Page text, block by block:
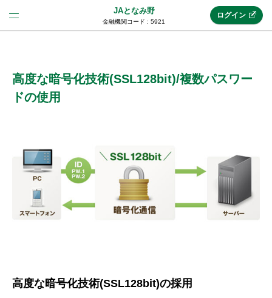
JAとなみ野
金融機関コード : 5921
(法人JAネットバンク)
JAネットバンクトップ
メリット
セキュリティ
ログイン
高度な暗号化技術(SSL128bit)/複数パスワー
ドの使用
高度な暗号化技術(SSL128bit)の採用